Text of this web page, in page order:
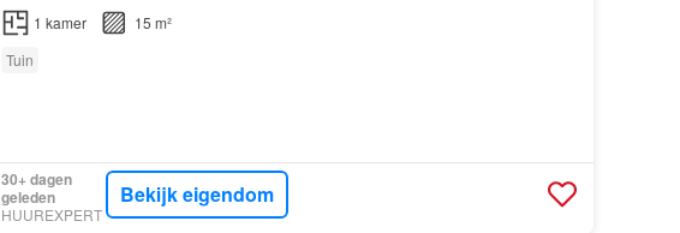
1 kamer
15 m²
Tuin
30+ dagen
geleden
HUUREXPERT
Bekijk eigendom